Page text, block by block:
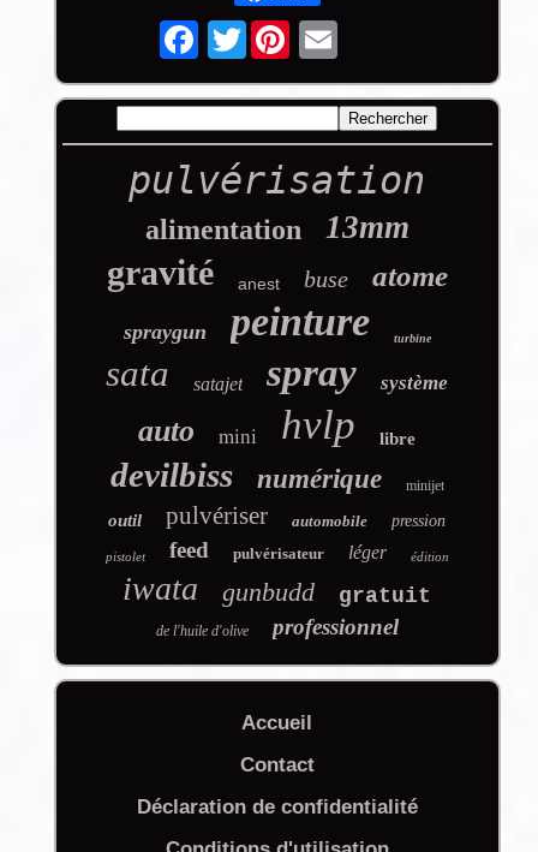
Twitter
pulvérisation
alimentation 13mm
gravité anest buse atome
spraygun peinture turbine
sata satajet spray système
auto mini hvlp libre
devilbiss numérique minijet
outil pulvériser automobile pression
pistolet feed pulvérisateur léger édition
iwata gunbudd gratuit
de l'huile d'olive professionnel
Accueil
Contact
Déclaration de confidentialité